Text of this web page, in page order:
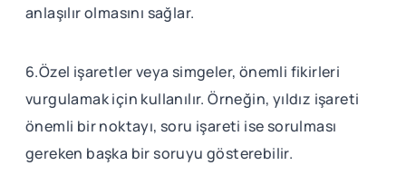
anlaşılır olmasını sağlar.
6.Özel işaretler veya simgeler, önemli fikirleri
vurgulamak için kullanılır. Örneğin, yıldız işareti
önemli bir noktayı, soru işareti ise sorulması
gereken başka bir soruyu gösterebilir.